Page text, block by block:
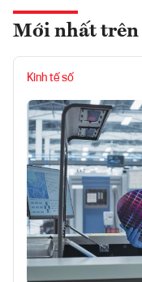
Mới nhất trên
Kinh tế số